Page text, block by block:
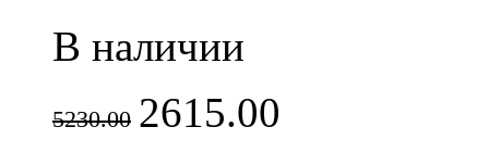
В наличии
5230.00 2615.00